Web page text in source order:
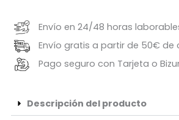
Envío en 24/48 horas
Envío gratis a partir de 50€ de
Pago seguro con Tarjeta o
Descripción del producto